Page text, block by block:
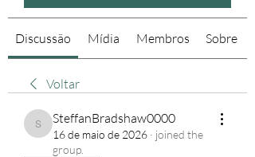
Discussão Mídia Membros Sobre
Voltar
SteffanBradshaw0000
SteffanBradshaw0000
16 de maio de 2026 · joined the
group.